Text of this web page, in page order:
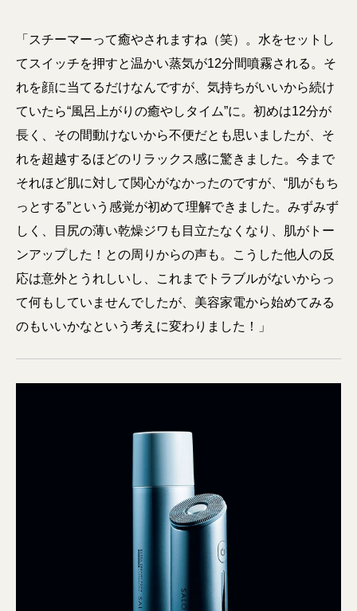
「スチーマーって癒やされますね（笑）。水をセットし
てスイッチを押すと温かい蒸気が12分間噴霧される。そ
れを顔に当てるだけなんですが、気持ちがいいから続け
ていたら“風呂上がりの癒やしタイム”に。初めは12分が
長く、その間動けないから不便だとも思いましたが、そ
れを超越するほどのリラックス感に驚きました。今まで
それほど肌に対して関心がなかったのですが、“肌がもち
っとする”という感覚が初めて理解できました。みずみず
しく、目尻の薄い乾燥ジワも目立たなくなり、肌がトー
ンアップした！との周りからの声も。こうした他人の反
応は意外とうれしいし、これまでトラブルがないからっ
て何もしていませんでしたが、美容家電から始めてみる
のもいいかなという考えに変わりました！」